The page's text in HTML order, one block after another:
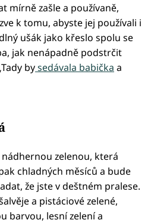
mírně zašle a používaně,
k tomu, abyste jej používali i
ušák jako křeslo spolu se
jak nenápadně podstrčit
bysedávala babička a
zelenou, která
chladných měsíců a bude
že jste v deštném pralese.
a pistáciové zelené,
barvou, lesní zelení a